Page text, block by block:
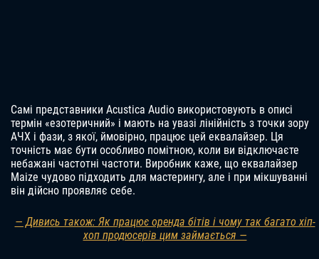
Самі представники Acustica Audio використовують в описі
термін «езотеричний» і мають на увазі лінійність з точки зору
АЧХ і фази, з якої, ймовірно, працює цей еквалайзер. Ця
точність має бути особливо помітною, коли ви відключаєте
небажані частотні частоти. Виробник каже, що еквалайзер
Maize чудово підходить для мастерингу, але і при мікшуванні
він дійсно проявляє себе.
— Дивись також: Як працює оренда бітів і чому так багато хіп-
хоп продюсерів цим займається —